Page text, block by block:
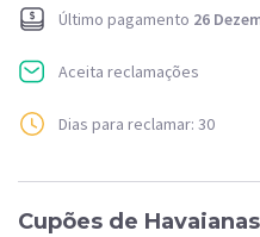
Último pagamento 26
Aceita reclamações
Dias para reclamar: 30
Cupões de Havaianas